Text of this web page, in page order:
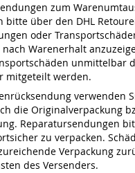
zum
bitte über den DHL
oder
nach Warenerhalt
unmittelbar
mitgeteilt werden.
verwenden
die Originalverpackung
Reparatursendungen
zu verpacken.
Verpackung
des Versenders.